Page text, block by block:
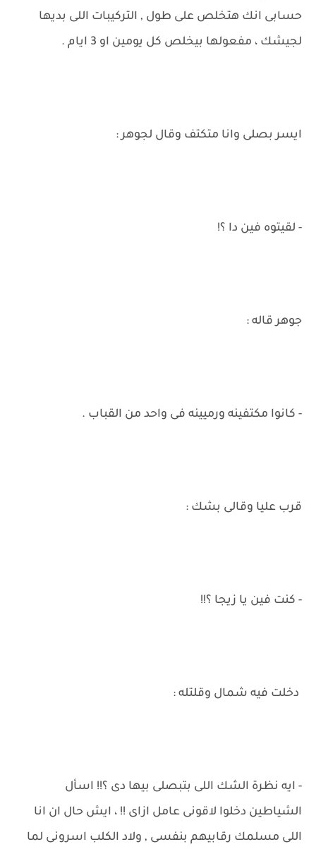
حسابى انك هتخلص على طول , التركيبات اللى بديها
لجيشك ، مفعولها بيخلص كل يومين او 3 ايام .
ايسر بصلى وانا متكتف وقال لجوهر :
- لقيتوه فين دا ؟!
جوهر قاله :
- كانوا مكتفينه ورميينه فى واحد من القباب .
قرب عليا وقالى بشك :
- كنت فين يا زيجا ؟!!
دخلت فيه شمال وقلتله :
- ايه نظرة الشك اللى بتبصلى بيها دى ؟!! اسأل
الشياطين دخلوا لاقونى عامل ازاى !! ، ايش حال ان انا
اللى مسلمك رقابيهم بنفسى , ولاد الكلب اسرونى لما